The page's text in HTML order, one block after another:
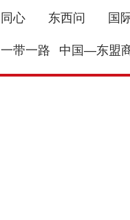
同心 东西问 国
一带一路 中国—东盟